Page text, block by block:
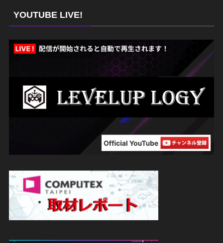
YOUTUBE LIVE!